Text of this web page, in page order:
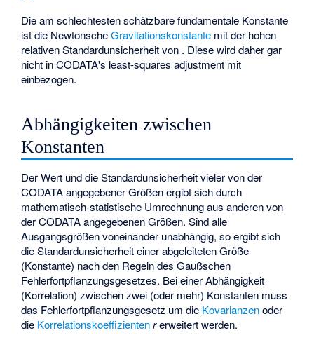
Die am schlechtesten schätzbare fundamentale Konstante
ist die NewtonscheGravitationskonstante mit der hohen
relativen Standardunsicherheit von . Diese wird daher gar
nicht in CODATA's least-squares adjustment mit
einbezogen.
Abhängigkeiten zwischen
Konstanten
Der Wert und die Standardunsicherheit vieler von der
CODATA angegebener Größen ergibt sich durch
mathematisch-statistische Umrechnung aus anderen von
der CODATA angegebenen Größen. Sind alle
Ausgangsgrößen voneinander unabhängig, so ergibt sich
die Standardunsicherheit einer abgeleiteten Größe
(Konstante) nach den Regeln desGaußschen
Fehlerfortpflanzungsgesetzes. Bei einer Abhängigkeit
(Korrelation) zwischen zwei (oder mehr) Konstanten muss
das Fehlerfortpflanzungsgesetz um die Kovarianzenoder
die Korrelationskoeffizienten rerweitert werden.